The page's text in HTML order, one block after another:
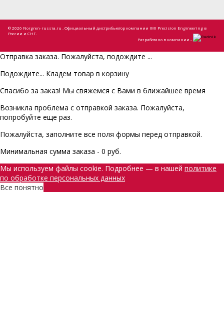
© 2026 Norgren-russia.ru . Официальный дистрибьютор компании IMI Precision Engineering в
России и СНГ.
Разработано в компании -
Отправка заказа. Пожалуйста, подождите ...
Подождите... Кладем товар в корзину
Спасибо за заказ! Мы свяжемся с Вами в ближайшее время
Возникла проблема с отправкой заказа. Пожалуйста,
попробуйте еще раз.
Пожалуйста, заполните все поля формы перед отправкой.
Минимальная сумма заказа - 0 руб.
Мы используем файлы cookie. Подробнее — в нашей политике
по обработке персональных данных
Все понятно